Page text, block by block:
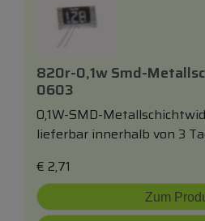
820r-0,1w Smd-
0603
0,1W-SMD-
lieferbar innerhalb von 3
€ 2,71
Zum